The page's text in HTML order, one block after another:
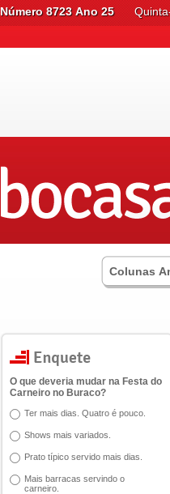
Número 8723 Ano 25
Colunas
O que deveria mudar na Festa do
Carneiro no Buraco?
Ter mais dias. Quatro é pouco.
Shows mais variados.
Prato típico servido mais dias.
Mais barracas servindo o
carneiro.